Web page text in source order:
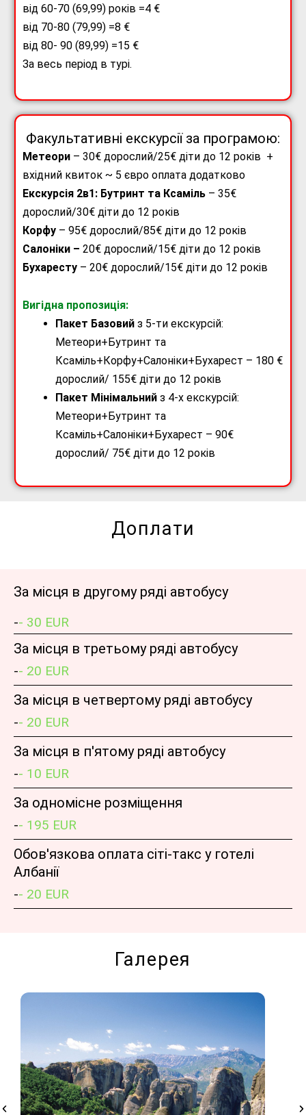
від 60-70 (69,99) років =4 €
від 70-80 (79,99) =8 €
від 80- 90 (89,99) =15 €
За весь період в турі.
Факультативні екскурсії за програмою:
Метеори – 30€ дорослий/25€ діти до 12 років +
вхідний квиток ~ 5 євро оплата додатково
Екскурсія 2в1: Бутринт та Ксаміль – 35€
дорослий/30€ діти до 12 років
Корфу – 95€ дорослий/85€ діти до 12 років
Салоніки – 20€ дорослий/15€ діти до 12 років
Бухаресту – 20€ дорослий/15€ діти до 12 років
Вигідна пропозиція:
Пакет Базовий з 5-ти екскурсій:
Метеори+Бутринт та
Ксаміль+Корфу+Салоніки+Бухарест – 180 €
дорослий/ 155€ діти до 12 років
Пакет Мінімальний з 4-х екскурсій:
Метеори+Бутринт та
Ксаміль+Салоніки+Бухарест – 90€
дорослий/ 75€ діти до 12 років
Доплати
За місця в другому ряді автобусу
-- 30 EUR
За місця в третьому ряді автобусу
-- 20 EUR
За місця в четвертому ряді автобусу
-- 20 EUR
За місця в п'ятому ряді автобусу
-- 10 EUR
За одномісне розміщення
-- 195 EUR
Обов'язкова оплата сіті-такс у готелі
Албанії
-- 20 EUR
Галерея